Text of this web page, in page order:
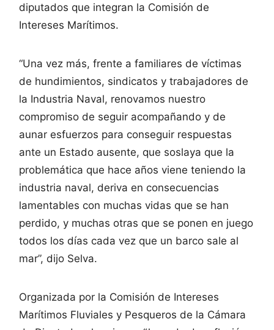
diputados que integran la Comisión de
Intereses Marítimos.
“Una vez más, frente a familiares de víctimas
de hundimientos, sindicatos y trabajadores de
la Industria Naval, renovamos nuestro
compromiso de seguir acompañando y de
aunar esfuerzos para conseguir respuestas
ante un Estado ausente, que soslaya que la
problemática que hace años viene teniendo la
industria naval, deriva en consecuencias
lamentables con muchas vidas que se han
perdido, y muchas otras que se ponen en juego
todos los días cada vez que un barco sale al
mar”, dijo Selva.
Organizada por la Comisión de Intereses
Marítimos Fluviales y Pesqueros de la Cámara